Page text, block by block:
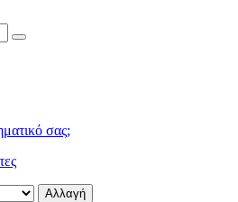
σας;